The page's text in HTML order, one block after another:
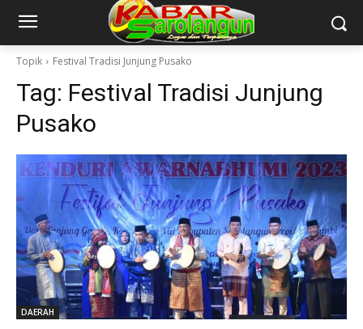
Topik Festival Tradisi Junjung Pusako
Tag: Festival Tradisi Junjung
Pusako
DAERAH